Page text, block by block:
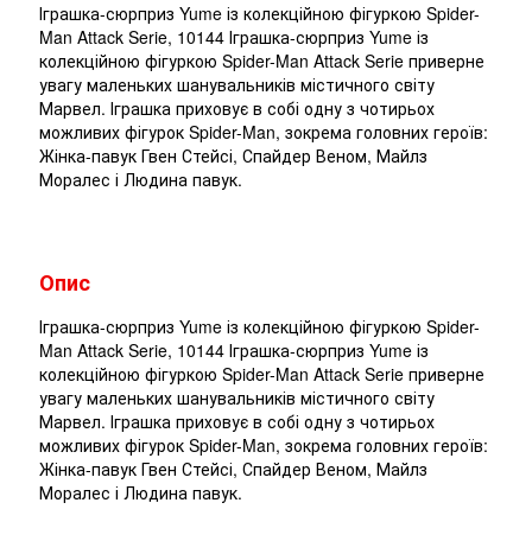
Іграшка-сюрприз Yume із колекційною фігуркою Spider-
Man Attack Serie, 10144 Іграшка-сюрприз Yume із
колекційною фігуркою Spider-Man Attack Serie приверне
увагу маленьких шанувальників містичного світу
Марвел. Іграшка приховує в собі одну з чотирьох
можливих фігурок Spider-Man, зокрема головних героїв:
Жінка-павук Гвен Стейсі, Спайдер Веном, Майлз
Моралес і Людина павук.
Опис
Іграшка-сюрприз Yume із колекційною фігуркою Spider-
Man Attack Serie, 10144 Іграшка-сюрприз Yume із
колекційною фігуркою Spider-Man Attack Serie приверне
увагу маленьких шанувальників містичного світу
Марвел. Іграшка приховує в собі одну з чотирьох
можливих фігурок Spider-Man, зокрема головних героїв:
Жінка-павук Гвен Стейсі, Спайдер Веном, Майлз
Моралес і Людина павук.